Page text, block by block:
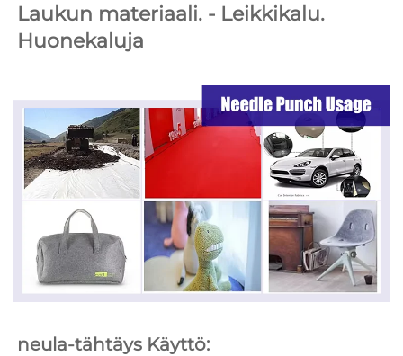
Laukun materiaali.
Huonekaluja
neula-tähtäys Käyttö: